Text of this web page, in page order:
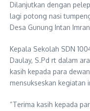
Dilanjutkan dengan
lagi potong nasi
Desa Gunung Intan
Kepala Sekolah SDN
Daulay, S.Pd rt dalam
kasih kepada para
mensukseskan kegiatan
“Terima kasih kepada